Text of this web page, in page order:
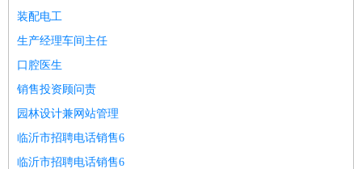
装配电工
生产经理车间主任
口腔医生
销售投资顾问责
园林设计兼网站管理
临沂市招聘电话销售6
临沂市招聘电话销售6